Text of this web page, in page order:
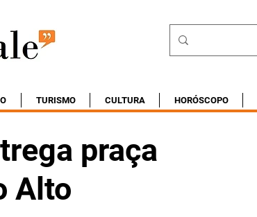
TURISMO CULTURA HORÓSCOPO
praça
Alto